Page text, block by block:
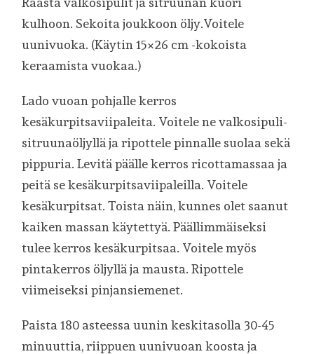
kulhoon. Sekoita joukkoon öljy.Voitele
uunivuoka. (Käytin 15×26 cm -kokoista
keraamista vuokaa.)
Lado vuoan pohjalle kerros
kesäkurpitsaviipaleita. Voitele ne valkosipuli-
sitruunaöljyllä ja ripottele pinnalle suolaa sekä
pippuria. Levitä päälle kerros ricottamassaa ja
peitä se kesäkurpitsaviipaleilla. Voitele
kesäkurpitsat. Toista näin, kunnes olet saanut
kaiken massan käytettyä. Päällimmäiseksi
tulee kerros kesäkurpitsaa. Voitele myös
pintakerros öljyllä ja mausta. Ripottele
viimeiseksi pinjansiemenet.
Paista 180 asteessa uunin keskitasolla 30-45
minuuttia, riippuen uunivuoan koosta ja